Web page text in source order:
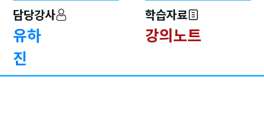
담당강사
유하
진
학습자료
강의노트